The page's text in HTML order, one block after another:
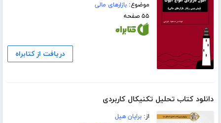
موضوع:بازارهای مالی
۵۵ صفحه
دریافت از کتابراه
دانلود کتاب تحلیل تکنیکال کاربردی
از:برایان هیل